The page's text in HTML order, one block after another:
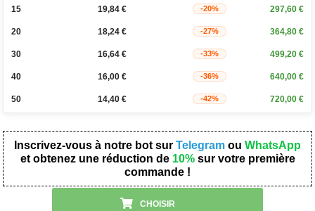
15 19,84 € -20% 297,60 €
20 18,24 € -27% 364,80 €
30 16,64 € -33% 499,20 €
40 16,00 € -36% 640,00 €
50 14,40 € -42% 720,00 €
Inscrivez-vous à notre bot sur Telegram ou WhatsApp
et obtenez une réduction de 10%sur votre première
commande !
CHOISIR